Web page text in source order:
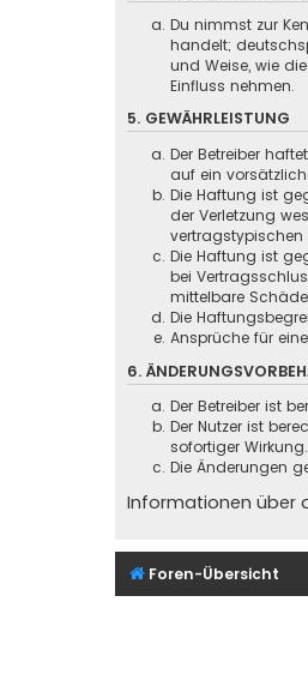
Du nimmst zur
handelt;
und Weise, wie
Einfluss nehmen.
5. GEWÄHRLEISTUNG
Der Betreiber
auf ein
Die Haftung ist
der Verletzung
Die Haftung ist
bei
mittelbare
Die
Ansprüche für
6.
Der Betreiber ist
Der Nutzer ist
sofortiger Wirkung.
Die Änderungen
Informationen über
Foren-Übersicht